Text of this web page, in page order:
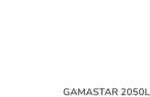
GAMASTAR